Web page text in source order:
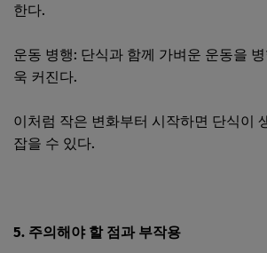
한다.
운동 병행: 단식과 함께 가벼운 운동을
욱 커진다.
이처럼 작은 변화부터 시작하면 단식이
잡을 수 있다.
5. 주의해야 할 점과 부작용